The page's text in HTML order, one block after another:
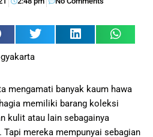
mengamati banyak kaum hawa
memiliki barang koleksi
kulit atau lain sebagainya
mereka mempunyai sebagian